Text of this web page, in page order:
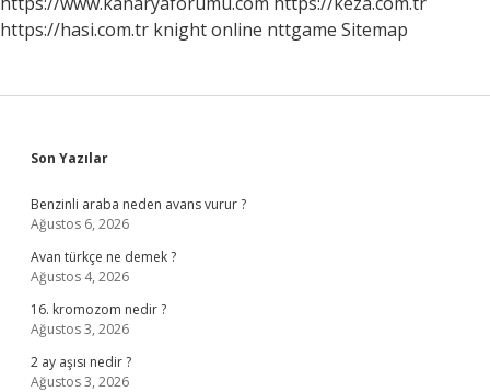
https://hasi.com.tr knight online nttgame Sitemap
Sidebar
Son Yazılar
Benzinli araba neden avans vurur ?
Ağustos 6, 2026
Avan türkçe ne demek ?
Ağustos 4, 2026
16. kromozom nedir ?
Ağustos 3, 2026
2 ay aşısı nedir ?
Ağustos 3, 2026